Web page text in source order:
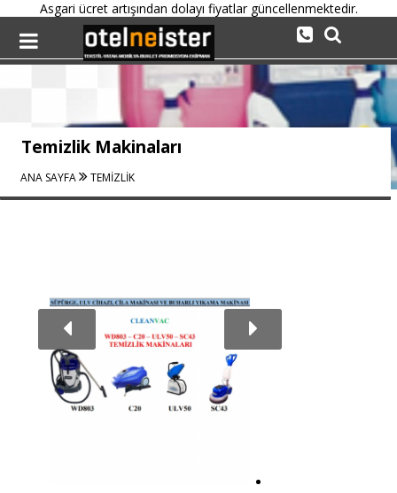
Asgari ücret artışından dolayı fiyatlar güncellenmektedir.
Temizlik Makinaları
ANA SAYFA TEMİZLİK